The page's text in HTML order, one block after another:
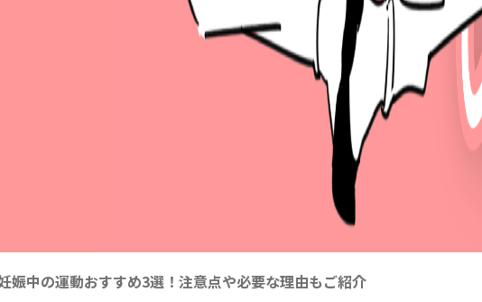
娠中の運動おすすめ3選！注意点や必要な理由もご紹介